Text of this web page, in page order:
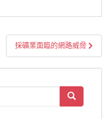
採礦業面臨的網路威脅